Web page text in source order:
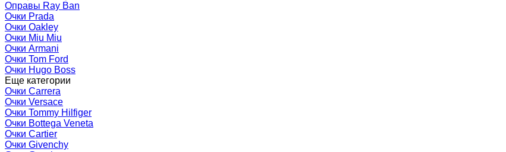
Оправы Ray Ban
Очки Prada
Очки Oakley
Очки Miu Miu
Очки Armani
Очки Tom Ford
Очки Hugo Boss
Еще категории
Очки Carrera
Очки Versace
Очки Tommy Hilfiger
Очки Bottega Veneta
Очки Cartier
Очки Givenchy